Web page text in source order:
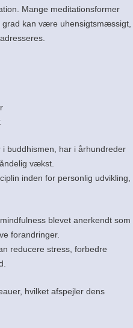
Mange meditationsformer
kan være uhensigtsmæssigt,
buddhismen, har i århundreder
vækst.
inden for personlig udvikling,
blevet anerkendt som
forandringer.
reducere stress, forbedre
hvilket afspejler dens